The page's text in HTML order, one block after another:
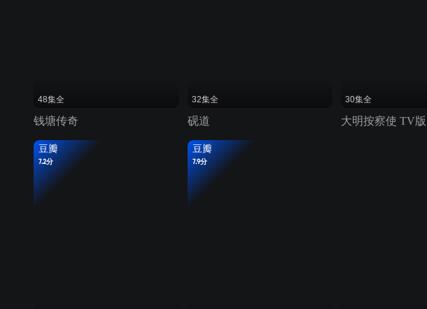
48集全
钱塘传奇
32集全
砚道
30集全
大明按察使 TV版
豆瓣
7.2分
豆瓣
7.9分